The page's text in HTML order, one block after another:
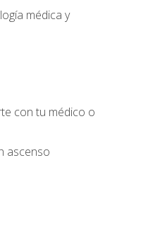
médica y
con tu médico o
ascenso